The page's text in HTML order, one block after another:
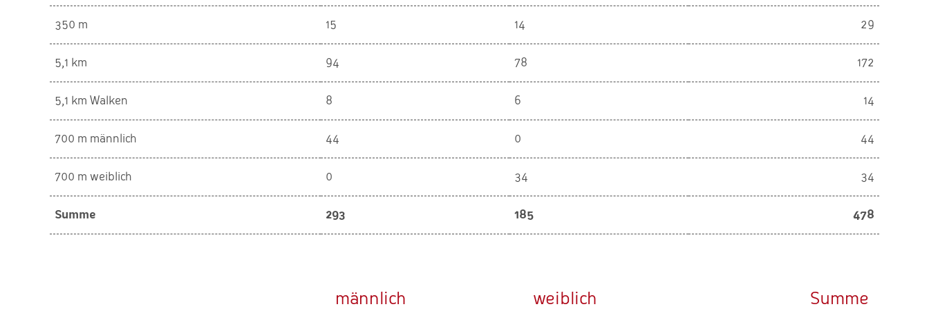
350 m 15 14 29
5,1 km 94 78 172
5,1 km Walken 8 6 14
700 m männlich 44 0 44
700 m weiblich 0 34 34
Summe 293 185 478
männlich weiblich Summe